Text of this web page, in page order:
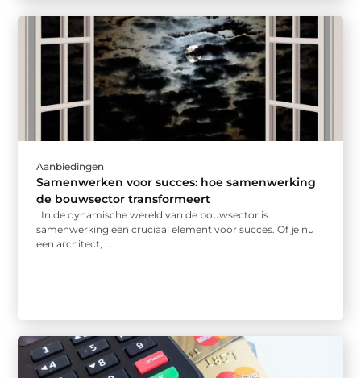
Aanbiedingen
Samenwerken voor succes: hoe samenwerking
de bouwsector transformeert
In de dynamische wereld van de bouwsector is
samenwerking een cruciaal element voor succes. Of je nu
een architect, ...